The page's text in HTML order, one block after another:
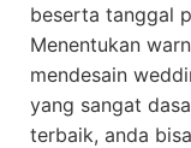
beserta tanggal
Menentukan
mendesain
yang sangat
terbaik, anda